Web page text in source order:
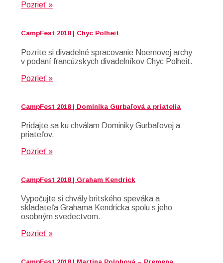
Pozrieť »
CampFest 2018 | Chyc Polheit
Pozrite si divadelné spracovanie Noemovej archy
v podaní francúzskych divadelníkov Chyc Polheit.
Pozrieť »
CampFest 2018 | Dominika Gurbaľová a priatelia
Pridajte sa ku chválam Dominiky Gurbaľovej a
priateľov.
Pozrieť »
CampFest 2018 | Graham Kendrick
Vypočujte si chvály britského speváka a
skladateľa Grahama Kendricka spolu s jeho
osobným svedectvom.
Pozrieť »